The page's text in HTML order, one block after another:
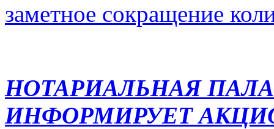
заметное сокращение
НОТАРИАЛЬНАЯ
ИНФОРМИРУЕТ